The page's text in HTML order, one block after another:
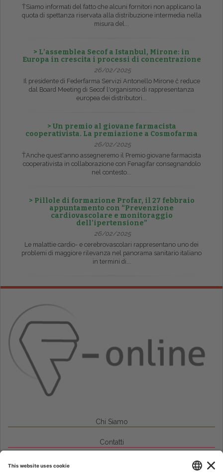
ŤSiamo informati del fatto che alcuni fornitori non applicano la
quota di spettanza riservata alla distribuzione intermedia nella
misura del...
> L’assemblea Secof a Istanbul, Mirone: in
Europa in crescita i processi di concentrazione
26/02/2025
Il presidente di Federfarma Servizi Antonello Mirone č reduce
dal Board Meeting di Secof l'organismo di rappresentanza
europea dei distributori...
> Un premio al giovane farmacista
cooperativista. La premiazione a Cosmofarma
26/02/2025
ŤAnche quest'anno assegneremo il Premio giovane farmacista
cooperativista in collaborazione con Fenagifar consegnandolo
nel contesto...
> Pillole di formazione Profar, il 27 febbraio
appuntamento con “Prevenzione
cardiovascolare e monitoraggio
dell’ipertensione”
26/02/2025
Le malattie cardio- e cerebrovascolari rappresentano uno dei
problemi di maggiore rilevanza nel panorama sanitario italiano
in termini di...
Chi Siamo
Contatti